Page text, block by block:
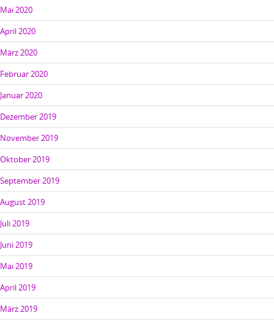
Mai 2020
April 2020
März 2020
Februar 2020
Januar 2020
Dezember 2019
November 2019
Oktober 2019
September 2019
August 2019
Juli 2019
Juni 2019
Mai 2019
April 2019
März 2019